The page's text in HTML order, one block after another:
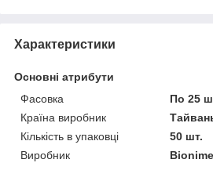
Характеристики
Основні атрибути
Фасовка
По 25
Країна виробник
Кількість в упаковці
50 шт.
Виробник
Bionime